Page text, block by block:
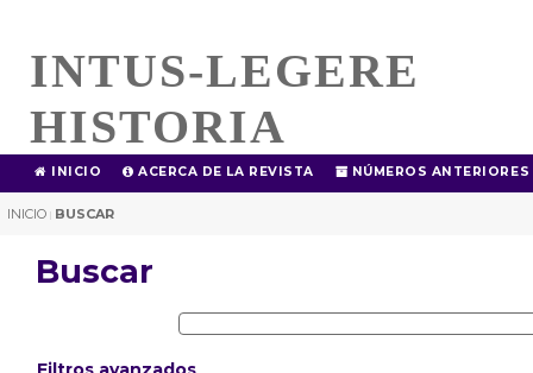
INTUS-LEGERE
HISTORIA
INICIO ACERCA DE LA REVISTA NÚMEROS ANTERIORES
INICIO | BUSCAR
Buscar